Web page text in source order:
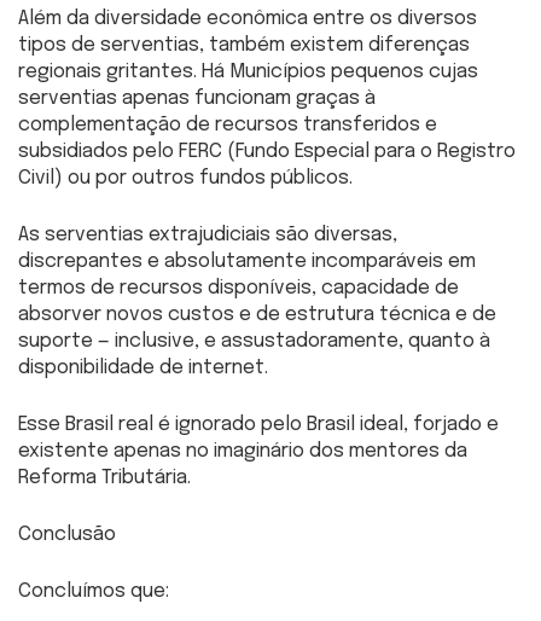
Além da diversidade econômica entre os diversos
tipos de serventias, também existem diferenças
regionais gritantes. Há Municípios pequenos cujas
serventias apenas funcionam graças à
complementação de recursos transferidos e
subsidiados pelo FERC (Fundo Especial para o Registro
Civil) ou por outros fundos públicos.
As serventias extrajudiciais são diversas,
discrepantes e absolutamente incomparáveis em
termos de recursos disponíveis, capacidade de
absorver novos custos e de estrutura técnica e de
suporte — inclusive, e assustadoramente, quanto à
disponibilidade de internet.
Esse Brasil real é ignorado pelo Brasil ideal, forjado e
existente apenas no imaginário dos mentores da
Reforma Tributária.
Conclusão
Concluímos que: